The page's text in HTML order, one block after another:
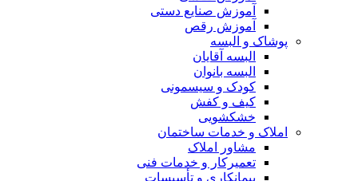
آموزش صنایع دستی
آموزش رقص
پوشاک و البسه
البسه آقایان
البسه بانوان
کودک و سیسمونی
کیف و کفش
خشکشویی
املاک و خدمات ساختمان
مشاور املاک
تعمیرکار و خدمات فنی
پیمانکاری و تأسیسات